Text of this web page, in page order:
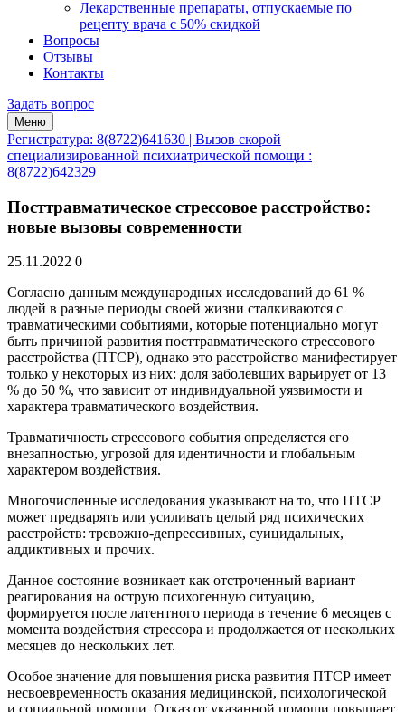
Лекарственные препараты, отпускаемые по
рецепту врача с 50% скидкой
Вопросы
Отзывы
Контакты
Задать вопрос
Меню
Регистратура: 8(8722)641630 | Вызов скорой
специализированной психиатрической помощи :
8(8722)642329
Посттравматическое стрессовое расстройство:
новые вызовы современности
25.11.2022 0
Согласно данным международных исследований до 61 %
людей в разные периоды своей жизни сталкиваются с
травматическими событиями, которые потенциально могут
быть причиной развития посттравматического стрессового
расстройства (ПТСР), однако это расстройство манифестирует
только у некоторых из них: доля заболевших варьирует от 13
% до 50 %, что зависит от индивидуальной уязвимости и
характера травматического воздействия.
Травматичность стрессового события определяется его
внезапностью, угрозой для идентичности и глобальным
характером воздействия.
Многочисленные исследования указывают на то, что ПТСР
может предварять или усиливать целый ряд психических
расстройств: тревожно-депрессивных, суицидальных,
аддиктивных и прочих.
Данное состояние возникает как отстроченный вариант
реагирования на острую психогенную ситуацию,
формируется после латентного периода в течение 6 месяцев с
момента воздействия стрессора и продолжается от нескольких
месяцев до нескольких лет.
Особое значение для повышения риска развития ПТСР имеет
несвоевременность оказания медицинской, психологической